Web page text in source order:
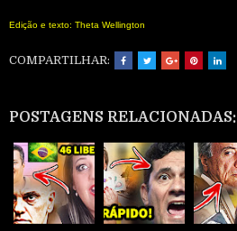
Edição e texto: Theta Wellington
COMPARTILHAR:
POSTAGENS RELACIONADAS: